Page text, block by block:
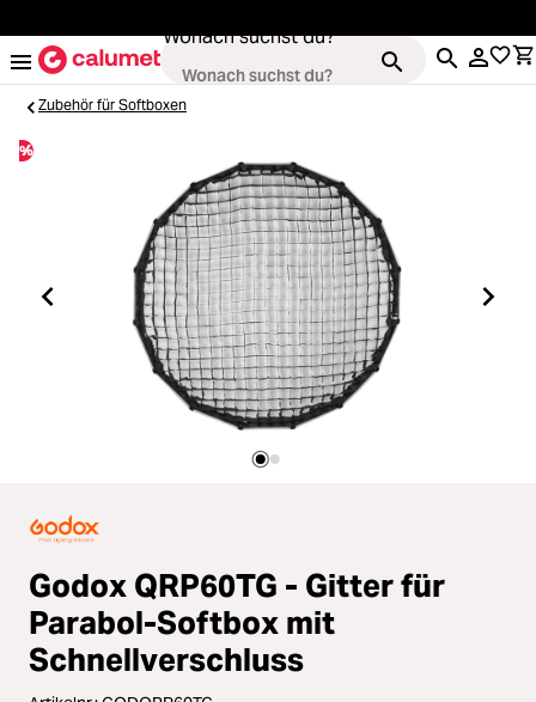
Wonach suchst du?
Kameras
Objektive
Loading...
Video & Drohnen
Stative & Gimbals
Loading...
Zubehör
Loading...
Licht & Studio
Loading...
Bildbearbeitung
Zubehör für Softboxen
%
Godox QRP60TG - Gitter für
Parabol-Softbox mit
Schnellverschluss